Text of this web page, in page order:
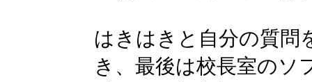
はきはきと自分の質問
き、最後は校長室のソ